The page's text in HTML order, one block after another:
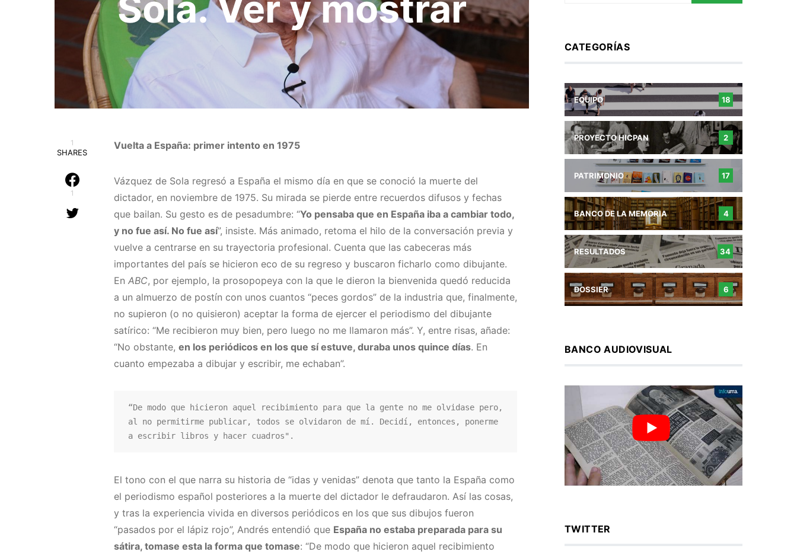
1
SHARES
1
Vuelta a España: primer intento en 1975
Vázquez de Sola regresó a España el mismo día en que se conoció la muerte del
dictador, en noviembre de 1975. Su mirada se pierde entre recuerdos difusos y fechas
que bailan. Su gesto es de pesadumbre: “Yo pensaba que en España iba a cambiar todo,
y no fue así. No fue así”, insiste. Más animado, retoma el hilo de la conversación previa y
vuelve a centrarse en su trayectoria profesional. Cuenta que las cabeceras más
importantes del país se hicieron eco de su regreso y buscaron ficharlo como dibujante.
En ABC, por ejemplo, la prosopopeya con la que le dieron la bienvenida quedó reducida
a un almuerzo de postín con unos cuantos “peces gordos” de la industria que, finalmente,
no supieron (o no quisieron) aceptar la forma de ejercer el periodismo del dibujante
satírico: “Me recibieron muy bien, pero luego no me llamaron más”. Y, entre risas, añade:
“No obstante, en los periódicos en los que sí estuve, duraba unos quince días. En
cuanto empezaba a dibujar y escribir, me echaban”.
“De modo que hicieron aquel recibimiento para que la gente no me olvidase pero,
al no permitirme publicar, todos se olvidaron de mí. Decidí, entonces, ponerme
a escribir libros y hacer cuadros".
El tono con el que narra su historia de “idas y venidas” denota que tanto la España como
el periodismo español posteriores a la muerte del dictador le defraudaron. Así las cosas,
y tras la experiencia vivida en diversos periódicos en los que sus dibujos fueron
“pasados por el lápiz rojo”, Andrés entendió que España no estaba preparada para su
sátira, tomase esta la forma que tomase: “De modo que hicieron aquel recibimiento
CATEGORÍAS
EQUIPO 18
PROYECTO HICPAN 2
PATRIMONIO 17
BANCO DE LA MEMORIA 4
RESULTADOS 34
DOSSIER 6
BANCO AUDIOVISUAL
TWITTER